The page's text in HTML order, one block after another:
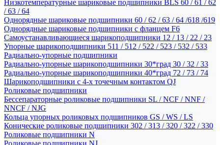
Низкотемпературные шариковые подшипники BLS 60 / 61 / 62
/ 63 / 64
Однорядные шариковые подшипники 60 / 62 / 63 / 64 /618 /619
Однорядные шариковые подшипники с фланцем F6
Самоустанавливающиеся шарикоподшипники 12 / 13 / 22 / 23
Упорные шарикоподшипники 511 / 512 / 522 / 523 / 532 / 533
Радиально-упорные подшипники
Радиально-упорные шарикоподшипники 30*град 30 / 32 / 33
Радиально-упорные шарикоподшипники 40*град 72 / 73 / 74
Шарикоподшипники с 4-х точечным контактом QJ
Роликовые подшипники
Бессепараторные роликовые подшипники SL / NCF / NNF /
NNCF / NJG
Кольца упорных роликовых подшипников GS / WS / LS
Конические роликовые подшипники 302 / 313 / 320 / 322 / 330
Роликовые подшипники N
Роликовые подшипники NJ